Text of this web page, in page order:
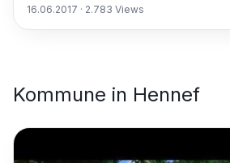
16.06.2017 · 2.783 Views
Kommune in Hennef